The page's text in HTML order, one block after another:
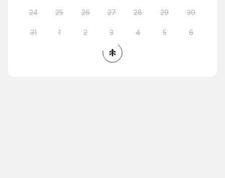
24 25 26 27 28 29 30
31 1 2 3 4 5 6